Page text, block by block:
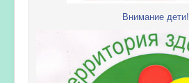
Внимание дети!